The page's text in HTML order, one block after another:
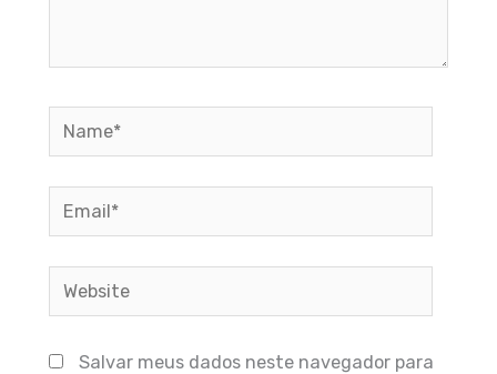
Name*
Email*
Website
Salvar meus dados neste navegador para